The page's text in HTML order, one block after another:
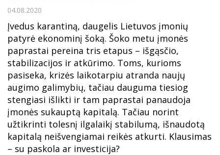
04.08.2020
Įvedus karantiną, daugelis Lietuvos įmonių
patyrė ekonominį šoką. Šoko metu įmonės
paprastai pereina tris etapus – išgąsčio,
stabilizacijos ir atkūrimo. Toms, kurioms
pasiseka, krizės laikotarpiu atranda naujų
augimo galimybių, tačiau dauguma tiesiog
stengiasi išlikti ir tam paprastai panaudoja
įmonės sukauptą kapitalą. Tačiau norint
užtikrinti tolesnį ilgalaikį stabilumą, išnaudotą
kapitalą neišvengiamai reikės atkurti. Klausimas
– su paskola ar investicija?